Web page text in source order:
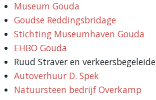
Museum Gouda
Goudse Reddingsbridage
Stichting Museumhaven Gouda
EHBO Gouda
Ruud Straver en
Autoverhuur D. Spek
Natuursteen bedrijf Overkamp